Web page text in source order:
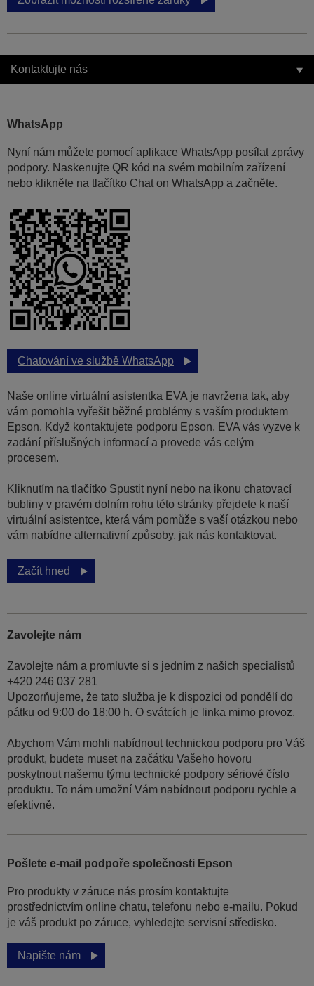
Kontaktujte nás
WhatsApp
Nyní nám můžete pomocí aplikace WhatsApp posílat zprávy
podpory. Naskenujte QR kód na svém mobilním zařízení
nebo klikněte na tlačítko Chat on WhatsApp a začněte.
Chatování ve službě WhatsApp
Naše online virtuální asistentka EVA je navržena tak, aby
vám pomohla vyřešit běžné problémy s vaším produktem
Epson. Když kontaktujete podporu Epson, EVA vás vyzve k
zadání příslušných informací a provede vás celým
procesem.
Kliknutím na tlačítko Spustit nyní nebo na ikonu chatovací
bubliny v pravém dolním rohu této stránky přejdete k naší
virtuální asistentce, která vám pomůže s vaší otázkou nebo
vám nabídne alternativní způsoby, jak nás kontaktovat.
Začít hned
Zavolejte nám
Zavolejte nám a promluvte si s jedním z našich specialistů
+420 246 037 281
Upozorňujeme, že tato služba je k dispozici od pondělí do
pátku od 9:00 do 18:00 h. O svátcích je linka mimo provoz.
Abychom Vám mohli nabídnout technickou podporu pro Váš
produkt, budete muset na začátku Vašeho hovoru
poskytnout našemu týmu technické podpory sériové číslo
produktu. To nám umožní Vám nabídnout podporu rychle a
efektivně.
Pošlete e-mail podpoře společnosti Epson
Pro produkty v záruce nás prosím kontaktujte
prostřednictvím online chatu, telefonu nebo e-mailu. Pokud
je váš produkt po záruce, vyhledejte servisní středisko.
Napište nám